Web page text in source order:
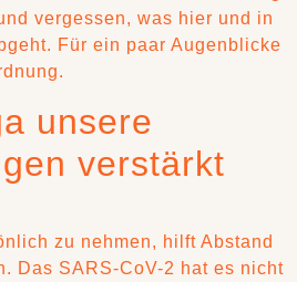
vergessen, was hier und in
Für ein paar Augenblicke
unsere
verstärkt
zu nehmen, hilft Abstand
Das SARS-CoV-2 hat es nicht